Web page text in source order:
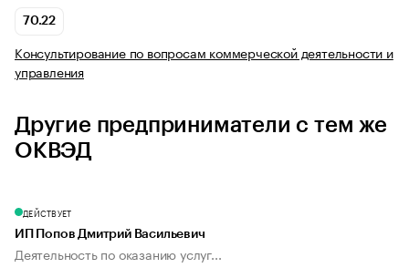
70.22
Консультирование по вопросам коммерческой деятельности и
управления
Другие предприниматели с тем же
ОКВЭД
ДЕЙСТВУЕТ
ИП Попов Дмитрий Васильевич
Деятельность по оказанию услуг...